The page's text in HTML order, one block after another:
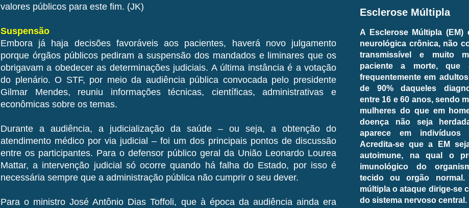
valores públicos para este fim. (JK)
Suspensão
Embora já haja decisões favoráveis aos pacientes, haverá novo julgamento
porque órgãos públicos pediram a suspensão dos mandados e liminares que os
obrigavam a obedecer as determinações judiciais. A última instância é a votação
do plenário. O STF, por meio da audiência pública convocada pelo presidente
Gilmar Mendes, reuniu informações técnicas, científicas, administrativas e
econômicas sobre os temas.
Durante a audiência, a judicialização da saúde – ou seja, a obtenção do
atendimento médico por via judicial – foi um dos principais pontos de discussão
entre os participantes. Para o defensor público geral da União Leonardo Lourea
Mattar, a intervenção judicial só ocorre quando há falha do Estado, por isso é
necessária sempre que a administração pública não cumprir o seu dever.
Para o ministro José Antônio Dias Toffoli, que à época da audiência ainda era
Esclerose Múltipla
A Esclerose Múltipla (EM)
neurológica crônica, não
transmissível e muito
paciente a morte, que
frequentemente em
de 90% daqueles
entre 16 e 60 anos, sendo
mulheres do que em
doença não seja
aparece em indivíduos
Acredita-se que a EM
autoimune, na qual o
imunológico do
tecido ou orgão normal.
múltipla o ataque dirige-se
do sistema nervoso central.